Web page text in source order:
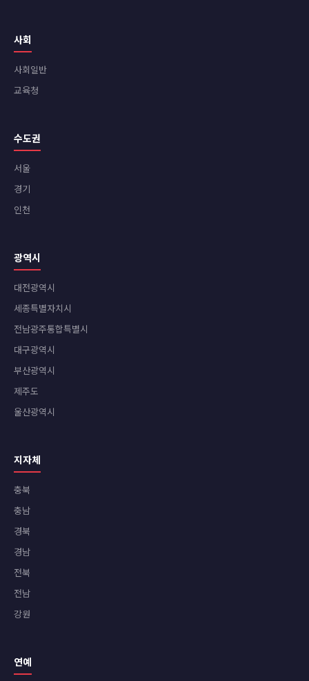
사회
사회일반
교육청
수도권
서울
경기
인천
광역시
대전광역시
세종특별자치시
전남광주통합특별시
대구광역시
부산광역시
제주도
울산광역시
지자체
충북
충남
경북
경남
전북
전남
강원
연예